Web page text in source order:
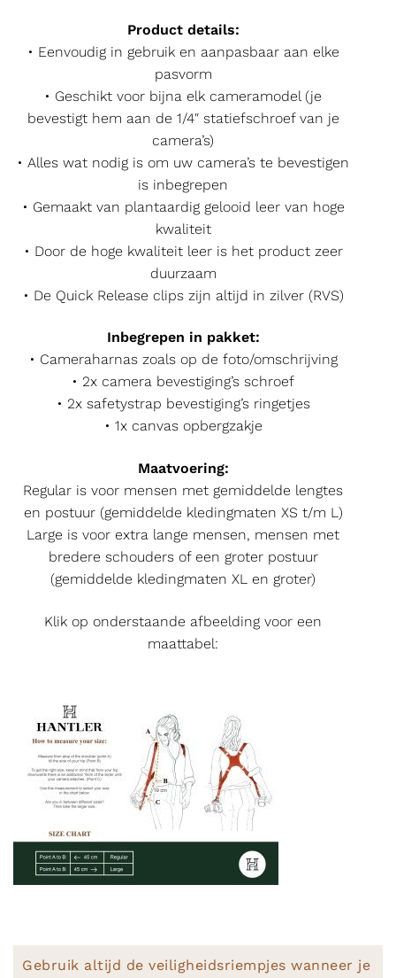
Product details:
• Eenvoudig in gebruik en aanpasbaar aan elke
pasvorm
• Geschikt voor bijna elk cameramodel (je
bevestigt hem aan de 1/4″ statiefschroef van je
camera’s)
• Alles wat nodig is om uw camera’s te bevestigen
is inbegrepen
• Gemaakt van plantaardig gelooid leer van hoge
kwaliteit
• Door de hoge kwaliteit leer is het product zeer
duurzaam
• De Quick Release clips zijn altijd in zilver (RVS)
Inbegrepen in pakket:
• Cameraharnas zoals op de foto/omschrijving
• 2x camera bevestiging’s schroef
• 2x safetystrap bevestiging’s ringetjes
• 1x canvas opbergzakje
Maatvoering:
Regular is voor mensen met gemiddelde lengtes
en postuur (gemiddelde kledingmaten XS t/m L)
Large is voor extra lange mensen, mensen met
bredere schouders of een groter postuur
(gemiddelde kledingmaten XL en groter)
Klik op onderstaande afbeelding voor een
maattabel:
Gebruik altijd de veiligheidsriempjes wanneer je